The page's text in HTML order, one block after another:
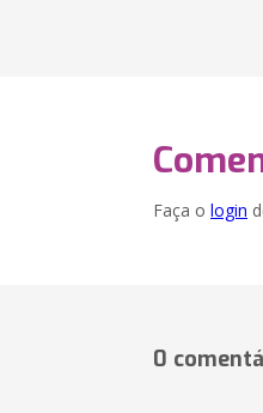
Faça o login
0